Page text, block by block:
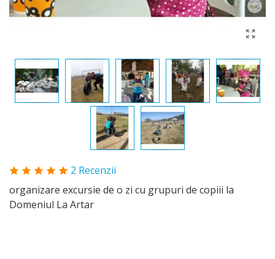
2 Recenzii
organizare excursie de o zi cu grupuri de copiii la
Domeniul La Artar